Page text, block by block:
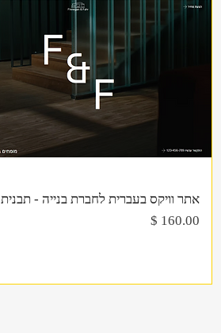
תצוגה מהירה
אתר וויקס בעברית לחברת בנייה - תבנית 001
מחיר